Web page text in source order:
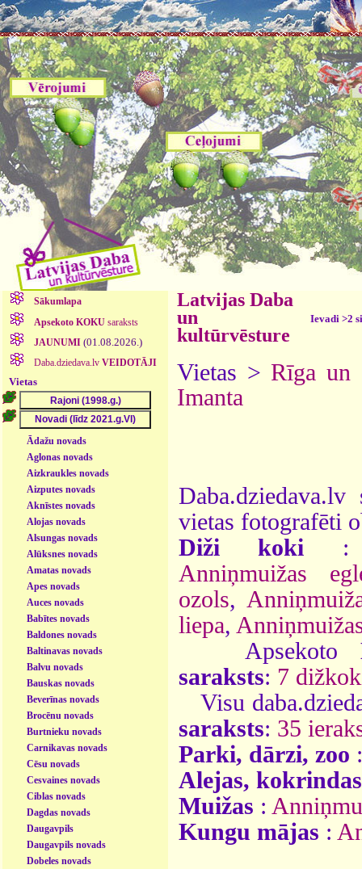
Sākumlapa
Apsekoto KOKUsaraksts
JAUNUMI (01.08.2026.)
Daba.dziedava.lv VEIDOTĀJI
Vietas
Ādažu novads
Aglonas novads
Aizkraukles novads
Aizputes novads
Aknīstes novads
Alojas novads
Alsungas novads
Alūksnes novads
Amatas novads
Apes novads
Auces novads
Babītes novads
Baldones novads
Baltinavas novads
Balvu novads
Bauskas novads
Beverīnas novads
Brocēnu novads
Burtnieku novads
Carnikavas novads
Cēsu novads
Cesvaines novads
Ciblas novads
Dagdas novads
Daugavpils
Daugavpils novads
Dobeles novads
Latvijas Daba
un
kultūrvēsture
Ievadi >2
Vietas >Rīga un
Imanta
vietas fotografēti
Diži koki
Anniņmuižas
ozols,
liepa,
Apsekoto
saraksts: 7
Visu
saraksts: 35
Parki, dārzi, zoo
Alejas, kokrindas
Muižas :
Kungu mājas :